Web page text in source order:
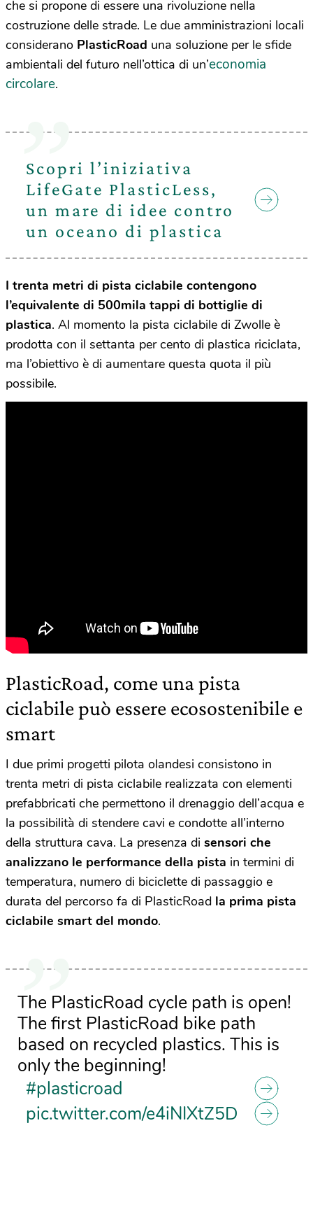
che si propone di essere una rivoluzione nella
costruzione delle strade. Le due amministrazioni locali
considerano PlasticRoad una soluzione per le sfide
ambientali del futuro nell’ottica di un’economia
circolare.
Scopri l’iniziativa
LifeGate PlasticLess,
un mare di idee contro
un oceano di plastica
I trenta metri di pista ciclabile contengono
l’equivalente di 500mila tappi di bottiglie di
plastica. Al momento la pista ciclabile di Zwolle è
prodotta con il settanta per cento di plastica riciclata,
ma l’obiettivo è di aumentare questa quota il più
possibile.
PlasticRoad, come una pista
ciclabile può essere ecosostenibile e
smart
I due primi progetti pilota olandesi consistono in
trenta metri di pista ciclabile realizzata con elementi
prefabbricati che permettono il drenaggio dell’acqua e
la possibilità di stendere cavi e condotte all’interno
della struttura cava. La presenza di sensori che
analizzano le performance della pista in termini di
temperatura, numero di biciclette di passaggio e
durata del percorso fa di PlasticRoad la prima pista
ciclabile smart del mondo.
The PlasticRoad cycle path is open!
The first PlasticRoad bike path
based on recycled plastics. This is
only the beginning!
#plasticroad
pic.twitter.com/e4iNIXtZ5D